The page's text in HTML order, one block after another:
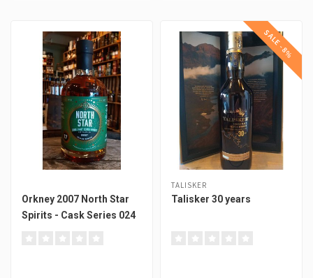
Orkney 2007 North Star
Spirits - Cask Series 024
SALE -8%
TALISKER
Talisker 30 years